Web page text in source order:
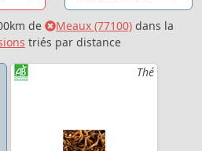
de Meaux (77100) dans la
triés par distance
Thé